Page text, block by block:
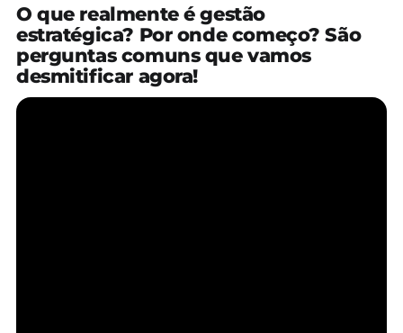
O que realmente é gestão
estratégica? Por onde começo? São
perguntas comuns que vamos
desmitificar agora!